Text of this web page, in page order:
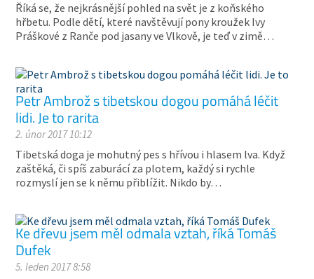
Říká se, že nejkrásnější pohled na svět je z koňského
hřbetu. Podle dětí, které navštěvují pony kroužek Ivy
Práškové z Ranče pod jasany ve Vlkově, je teď v zimě…
Petr Ambrož s tibetskou dogou pomáhá léčit
lidi. Je to rarita
2. únor 2017 10:12
Tibetská doga je mohutný pes s hřívou i hlasem lva. Když
zaštěká, či spíš zaburácí za plotem, každý si rychle
rozmyslí jen se k němu přiblížit. Nikdo by…
Ke dřevu jsem měl odmala vztah, říká Tomáš
Dufek
5. leden 2017 8:58